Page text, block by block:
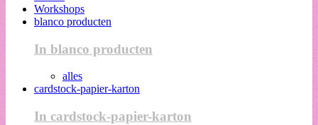
Workshops
blanco producten
In blanco producten
alles
cardstock-papier-karton
In cardstock-papier-karton